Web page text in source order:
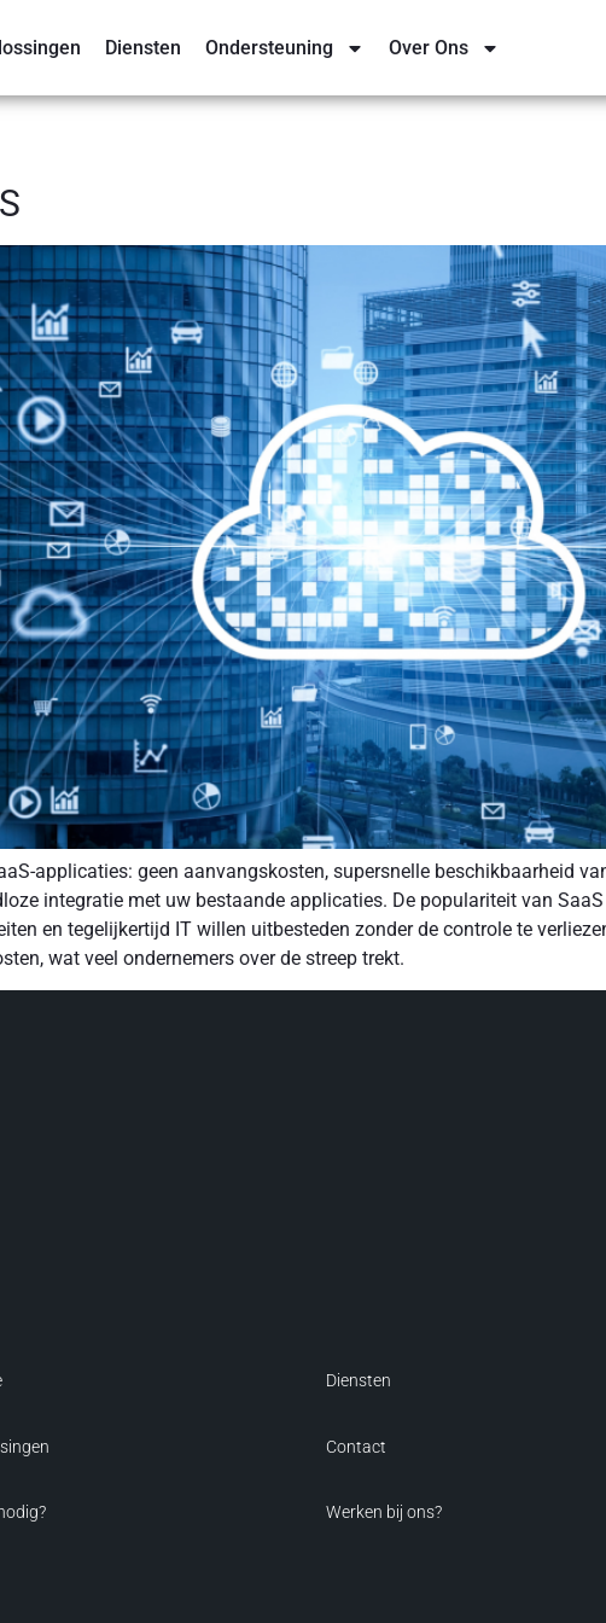
Diensten Ondersteuning Over Ons
applicaties: geen aanvangskosten, supersnelle beschikbaarheid
integratie met uw bestaande applicaties. De populariteit van
en tegelijkertijd IT willen uitbesteden zonder de controle te
wat veel ondernemers over de streep trekt.
Diensten
Contact
Werken bij ons?